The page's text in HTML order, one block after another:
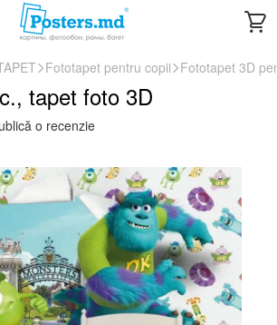
Fototapet pentru copii Fototapet 3D
tapet foto 3D
o recenzie